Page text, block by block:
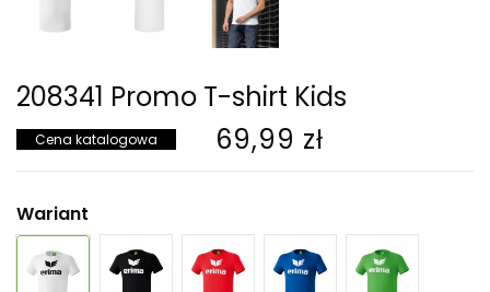
208341 Promo T-shirt Kids
Cena katalogowa 69,99 zł
Wariant